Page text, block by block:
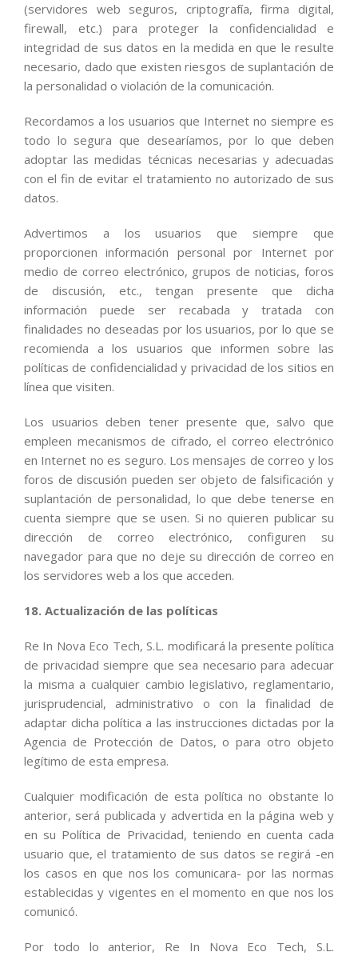
(servidores web seguros, criptografía, firma digital,
firewall, etc.) para proteger la confidencialidad e
integridad de sus datos en la medida en que le resulte
necesario, dado que existen riesgos de suplantación de
la personalidad o violación de la comunicación.
Recordamos a los usuarios que Internet no siempre es
todo lo segura que desearíamos, por lo que deben
adoptar las medidas técnicas necesarias y adecuadas
con el fin de evitar el tratamiento no autorizado de sus
datos.
Advertimos a los usuarios que siempre que
proporcionen información personal por Internet por
medio de correo electrónico, grupos de noticias, foros
de discusión, etc., tengan presente que dicha
información puede ser recabada y tratada con
finalidades no deseadas por los usuarios, por lo que se
recomienda a los usuarios que informen sobre las
políticas de confidencialidad y privacidad de los sitios en
línea que visiten.
Los usuarios deben tener presente que, salvo que
empleen mecanismos de cifrado, el correo electrónico
en Internet no es seguro. Los mensajes de correo y los
foros de discusión pueden ser objeto de falsificación y
suplantación de personalidad, lo que debe tenerse en
cuenta siempre que se usen. Si no quieren publicar su
dirección de correo electrónico, configuren su
navegador para que no deje su dirección de correo en
los servidores web a los que acceden.
18. Actualización de las políticas
Re In Nova Eco Tech, S.L. modificará la presente política
de privacidad siempre que sea necesario para adecuar
la misma a cualquier cambio legislativo, reglamentario,
jurisprudencial, administrativo o con la finalidad de
adaptar dicha política a las instrucciones dictadas por la
Agencia de Protección de Datos, o para otro objeto
legítimo de esta empresa.
Cualquier modificación de esta política no obstante lo
anterior, será publicada y advertida en la página web y
en su Política de Privacidad, teniendo en cuenta cada
usuario que, el tratamiento de sus datos se regirá -en
los casos en que nos los comunicara- por las normas
establecidas y vigentes en el momento en que nos los
comunicó.
Por todo lo anterior, Re In Nova Eco Tech, S.L.